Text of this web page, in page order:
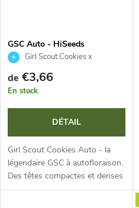
GSC Auto - HiSeeds
Girl Scout Cookies x
Ruderalis
de €3,66
En stock
DÉTAIL
Girl Scout Cookies Auto - la
légendaire GSC à autofloraison.
Des têtes compactes et denses
aux nuances violettes et